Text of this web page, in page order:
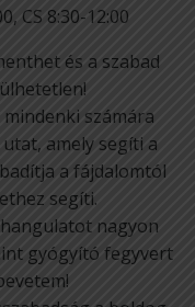
CS 8:30-12:00
és a szabad
számára
amely segíti a
a fájdalomtól
segíti.
nagyon
gyógyító fegyvert